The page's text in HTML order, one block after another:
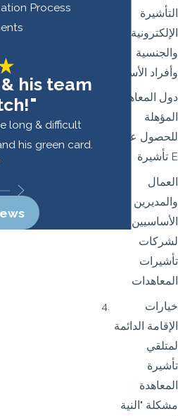
التأشيرة
الإلكترونية
والجنسية
وأفراد الأسرة
دول المعاهدة
المؤهلة
للحصول على
تأشيرة E
العمال
والمديرين
الأساسيين
لشركات
تأشيرات
المعاهدات
خيارات
الإقامة الدائمة
لمتلقي
تأشيرة
المعاهدة
مشكلة "النية
Process
his team
long & difficult
his green card.